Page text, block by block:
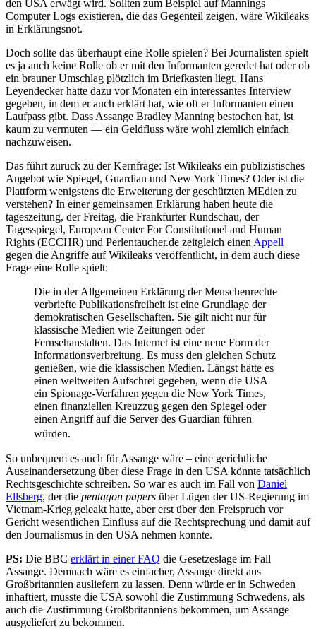
den USA erwägt wird. Sollten zum Beispiel auf Mannings
Computer Logs existieren, die das Gegenteil zeigen, wäre Wikileaks
in Erklärungsnot.
Doch sollte das überhaupt eine Rolle spielen? Bei Journalisten spielt
es ja auch keine Rolle ob er mit den Informanten geredet hat oder ob
ein brauner Umschlag plötzlich im Briefkasten liegt. Hans
Leyendecker hatte dazu vor Monaten ein interessantes Interview
gegeben, in dem er auch erklärt hat, wie oft er Informanten einen
Laufpass gibt. Dass Assange Bradley Manning bestochen hat, ist
kaum zu vermuten — ein Geldfluss wäre wohl ziemlich einfach
nachzuweisen.
Das führt zurück zu der Kernfrage: Ist Wikileaks ein publizistisches
Angebot wie Spiegel, Guardian und New York Times? Oder ist die
Plattform wenigstens die Erweiterung der geschützten MEdien zu
verstehen? In einer gemeinsamen Erklärung haben heute die
tageszeitung, der Freitag, die Frankfurter Rundschau, der
Tagesspiegel, European Center For Constitutionel and Human
Rights (ECCHR) und Perlentaucher.de zeitgleich einen Appell
gegen die Angriffe auf Wikileaks veröffentlicht, in dem auch diese
Frage eine Rolle spielt:
Die in der Allgemeinen Erklärung der Menschenrechte
verbriefte Publikationsfreiheit ist eine Grundlage der
demokratischen Gesellschaften. Sie gilt nicht nur für
klassische Medien wie Zeitungen oder
Fernsehanstalten. Das Internet ist eine neue Form der
Informationsverbreitung. Es muss den gleichen Schutz
genießen, wie die klassischen Medien. Längst hätte es
einen weltweiten Aufschrei gegeben, wenn die USA
ein Spionage-Verfahren gegen die New York Times,
einen finanziellen Kreuzzug gegen den Spiegel oder
einen Angriff auf die Server des Guardian führen
würden.
So unbequem es auch für Assange wäre – eine gerichtliche
Auseinandersetzung über diese Frage in den USA könnte tatsächlich
Rechtsgeschichte schreiben. So war es auch im Fall von Daniel
Ellsberg, der die pentagon papers über Lügen der US-Regierung im
Vietnam-Krieg geleakt hatte, aber erst über den Freispruch vor
Gericht wesentlichen Einfluss auf die Rechtsprechung und damit auf
den Journalismus in den USA nehmen konnte.
PS: Die BBC erklärt in einer FAQ die Gesetzeslage im Fall
Assange. Demnach wäre es einfacher, Assange direkt aus
Großbritannien ausliefern zu lassen. Denn würde er in Schweden
inhaftiert, müsste die USA sowohl die Zustimmung Schwedens, als
auch die Zustimmung Großbritanniens bekommen, um Assange
ausgeliefert zu bekommen.